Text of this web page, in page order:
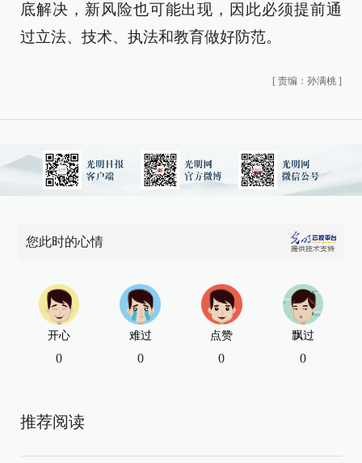
底解决，新风险也可能出现，因此必须提前通
过立法、技术、执法和教育做好防范。
[ 责编：孙满桃 ]
您此时的心情
开心
0
难过
0
点赞
0
飘过
0
推荐阅读